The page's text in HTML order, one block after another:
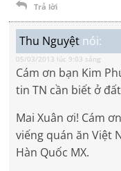
Trả lời
Thu Nguyệt nói:
05/03/2013 lúc 9:03 sáng
Cám ơn bạn Kim
tin TN cần biết ở
Mai Xuân ơi! Cám
viếng quán ăn Việt
Hàn Quốc MX.